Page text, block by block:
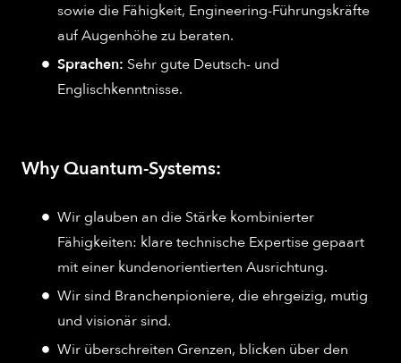
sowie die Fähigkeit, Engineering-Führungskräfte
auf Augenhöhe zu beraten.
Sprachen: Sehr gute Deutsch- und
Englischkenntnisse.
Why Quantum-Systems:
Wir glauben an die Stärke kombinierter
Fähigkeiten: klare technische Expertise gepaart
mit einer kundenorientierten Ausrichtung.
Wir sind Branchenpioniere, die ehrgeizig, mutig
und visionär sind.
Wir überschreiten Grenzen, blicken über den